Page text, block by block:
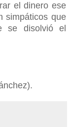
el dinero ese
simpáticos que
se disolvió el